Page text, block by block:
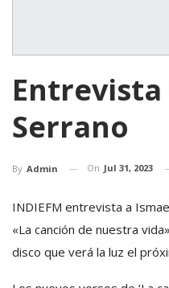
Entrevista
Serrano
By Admin On Jul 31, 2023
INDIEFM entrevista a
«La canción de nuestra
disco que verá la luz el